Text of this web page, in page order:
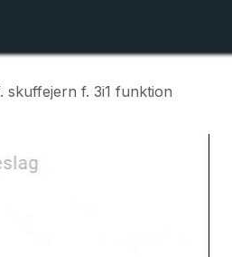
skuffejern f. 3i1 funktion